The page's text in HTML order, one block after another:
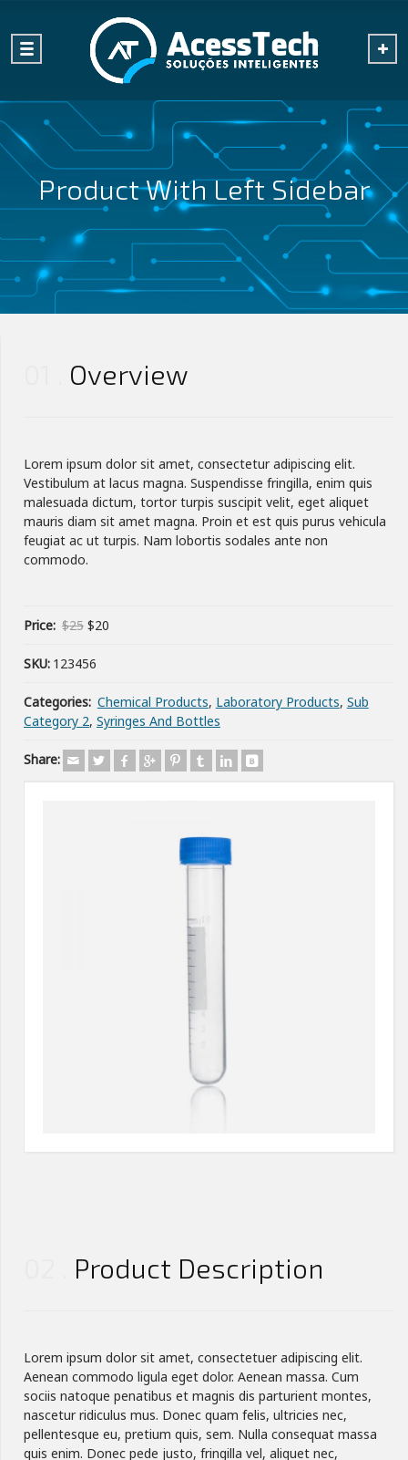
Product With Left Sidebar
Overview
Lorem ipsum dolor sit amet, consectetur adipiscing elit.
Vestibulum at lacus magna. Suspendisse fringilla, enim quis
malesuada dictum, tortor turpis suscipit velit, eget aliquet
mauris diam sit amet magna. Proin et est quis purus vehicula
feugiat ac ut turpis. Nam lobortis sodales ante non
commodo.
Price: $25 $20
SKU: 123456
Categories: Chemical Products, Laboratory Products, Sub
Category 2, Syringes And Bottles
Share:
Product Description
Lorem ipsum dolor sit amet, consectetuer adipiscing elit.
Aenean commodo ligula eget dolor. Aenean massa. Cum
sociis natoque penatibus et magnis dis parturient montes,
nascetur ridiculus mus. Donec quam felis, ultricies nec,
pellentesque eu, pretium quis, sem. Nulla consequat massa
quis enim. Donec pede justo, fringilla vel, aliquet nec,